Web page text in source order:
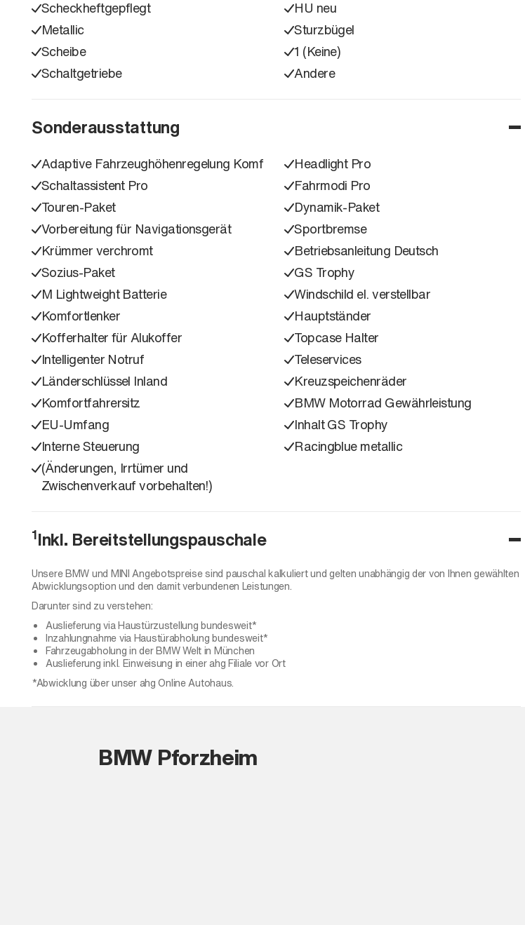
Scheckheftgepflegt
HU neu
Metallic
Sturzbügel
Scheibe
1 (Keine)
Schaltgetriebe
Andere
Sonderausstattung
Adaptive Fahrzeughöhenregelung Komf
Headlight Pro
Schaltassistent Pro
Fahrmodi Pro
Touren-Paket
Dynamik-Paket
Vorbereitung für Navigationsgerät
Sportbremse
Krümmer verchromt
Betriebsanleitung Deutsch
Sozius-Paket
GS Trophy
M Lightweight Batterie
Windschild el. verstellbar
Komfortlenker
Hauptständer
Kofferhalter für Alukoffer
Topcase Halter
Intelligenter Notruf
Teleservices
Länderschlüssel Inland
Kreuzspeichenräder
Komfortfahrersitz
BMW Motorrad Gewährleistung
EU-Umfang
Inhalt GS Trophy
Interne Steuerung
Racingblue metallic
(Änderungen, Irrtümer und
Zwischenverkauf vorbehalten!)
1Inkl. Bereitstellungspauschale
Unsere BMW und MINI Angebotspreise sind pauschal kalkuliert und gelten unabhängig der von Ihnen gewählten
Abwicklungsoption und den damit verbundenen Leistungen.
Darunter sind zu verstehen:
Auslieferung via Haustürzustellung bundesweit*
Inzahlungnahme via Haustürabholung bundesweit*
Fahrzeugabholung in der BMW Welt in München
Auslieferung inkl. Einweisung in einer ahg Filiale vor Ort
*Abwicklung über unser ahg Online Autohaus.
BMW Pforzheim